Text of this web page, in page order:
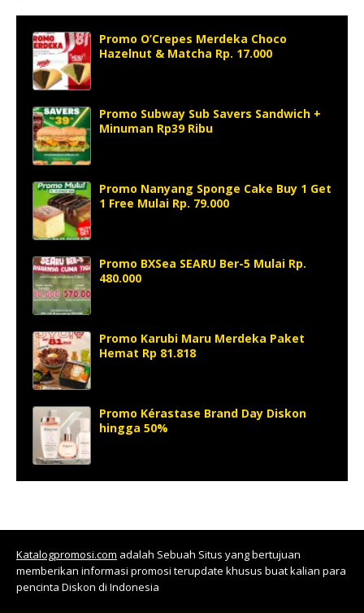
Promo O’Crepes Merdeka Choco
Hazelnut & Matcha Rp. 17.000
Promo Subway Sub Savers Sandwich +
Minuman Rp39 Ribu
Promo Nanyang Sponge Cake Buy 1 Get
1 Free Mulai Rp. 79.000
Promo BXSea SEARU Ber-5 Mulai Rp.
480.000
Promo Karubi Maru Merdeka Paket
Hemat Rp 81.818
Promo Kérastase Brand Day Diskon
hingga 50%
Katalogpromosi.com adalah Sebuah Situs yang bertujuan
memberikan informasi promosi terupdate khusus buat kalian para
pencinta Diskon di Indonesia